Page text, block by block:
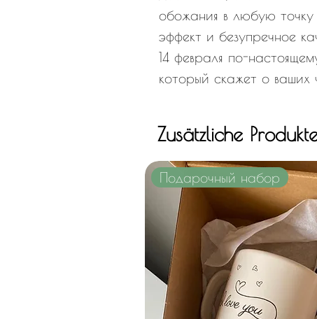
обожания в любую точку
эффект и безупречное
14 февраля по-
который скажет о ваших
Zusätzliche
Подарочный набор